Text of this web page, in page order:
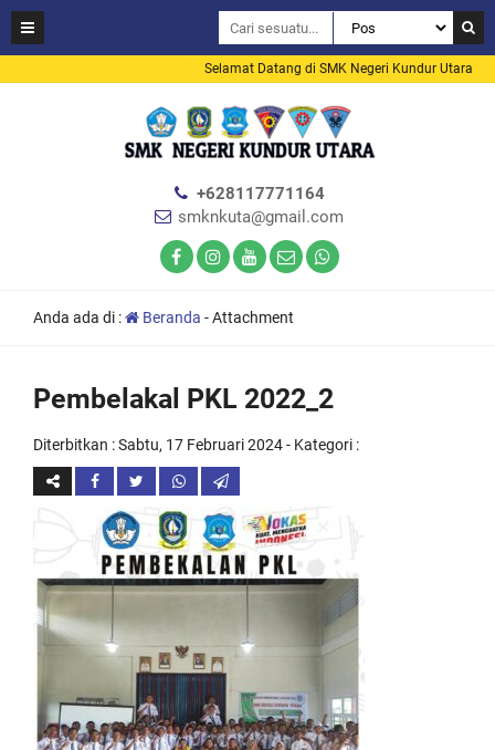
Selamat Datang di SMK Negeri Kundur Utara
+628117771164
smknkuta@gmail.com
Anda ada di : Beranda - Attachment
Pembelakal PKL 2022_2
Diterbitkan :Sabtu, 17 Februari 2024- Kategori :